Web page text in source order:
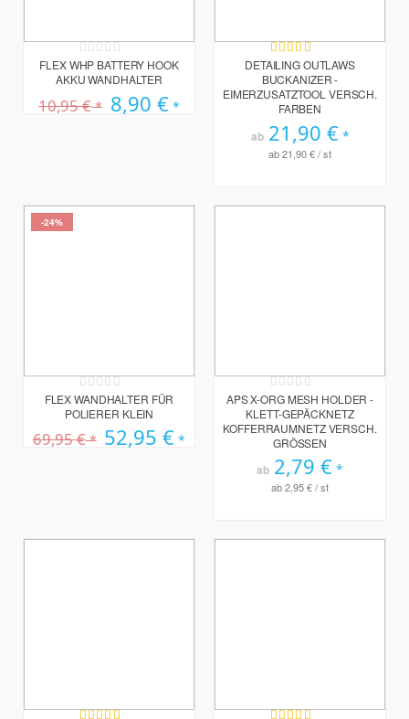
Rating:
0%
FLEX WHP BATTERY HOOK
AKKU WANDHALTER
10,95 € Sonderpreis
8,90 €
Bewertung:
100%
DETAILING OUTLAWS
BUCKANIZER -
EIMERZUSATZTOOL VERSCH.
FARBEN
ab 21,90 €
ab21,90 €/ st
-24%
Rating:
0%
FLEX WANDHALTER FÜR
POLIERER KLEIN
69,95 € Sonderpreis
52,95 €
Rating:
0%
APS X-ORG MESH HOLDER -
KLETT-GEPÄCKNETZ
KOFFERRAUMNETZ VERSCH.
GRÖSSEN
ab 2,79 €
ab2,95 €/ st